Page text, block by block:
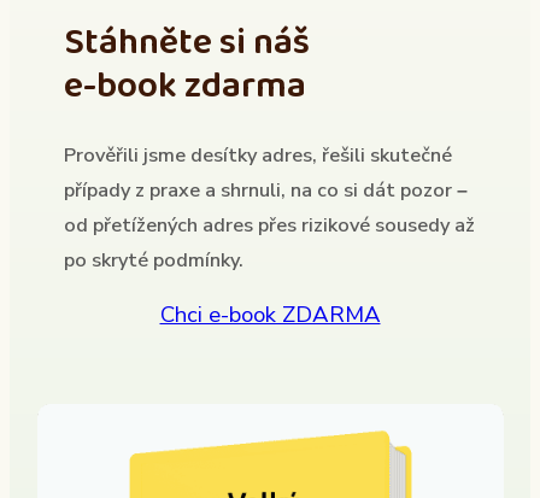
Stáhněte si náš
e-book zdarma
Prověřili jsme desítky adres, řešili skutečné
případy z praxe a shrnuli, na co si dát pozor –
od přetížených adres přes rizikové sousedy až
po skryté podmínky.
Chci e-book ZDARMA